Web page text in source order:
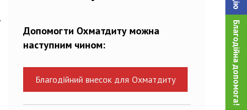
Благодійна допомога!
Допомогти Охматдиту можна
наступним чином:
Благодійний внесок для Охматдиту